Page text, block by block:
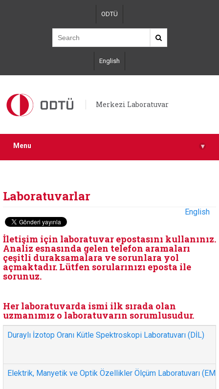
ODTÜ
English
Merkezi Laboratuvar
Menu ▾
Laboratuvarlar
English
İletişim için laboratuvar epostasını kullanınız.
Analiz esnasında gelen telefon aramaları
çeşitli duraksamalara ve sorunlara yol
açmaktadır. Lütfen sorularınızı eposta ile
sorunuz.
Her laboratuvarda ismi ilk sırada olan
uzmanımız o laboratuvarın sorumlusudur.
Duraylı İzotop Oranı Kütle Spektroskopi Laboratuvarı (DİL)
Elektrik, Manyetik ve Optik Özellikler Ölçüm Laboratuvarı